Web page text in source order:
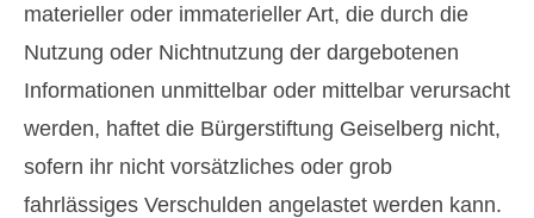
materieller oder immaterieller Art, die durch die
Nutzung oder Nichtnutzung der dargebotenen
Informationen unmittelbar oder mittelbar verursacht
werden, haftet die Bürgerstiftung Geiselberg nicht,
sofern ihr nicht vorsätzliches oder grob
fahrlässiges Verschulden angelastet werden kann.